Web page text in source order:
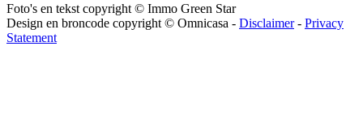
Foto's en tekst copyright © Immo Green Star
Design en broncode copyright © Omnicasa - Disclaimer- Privacy
Statement